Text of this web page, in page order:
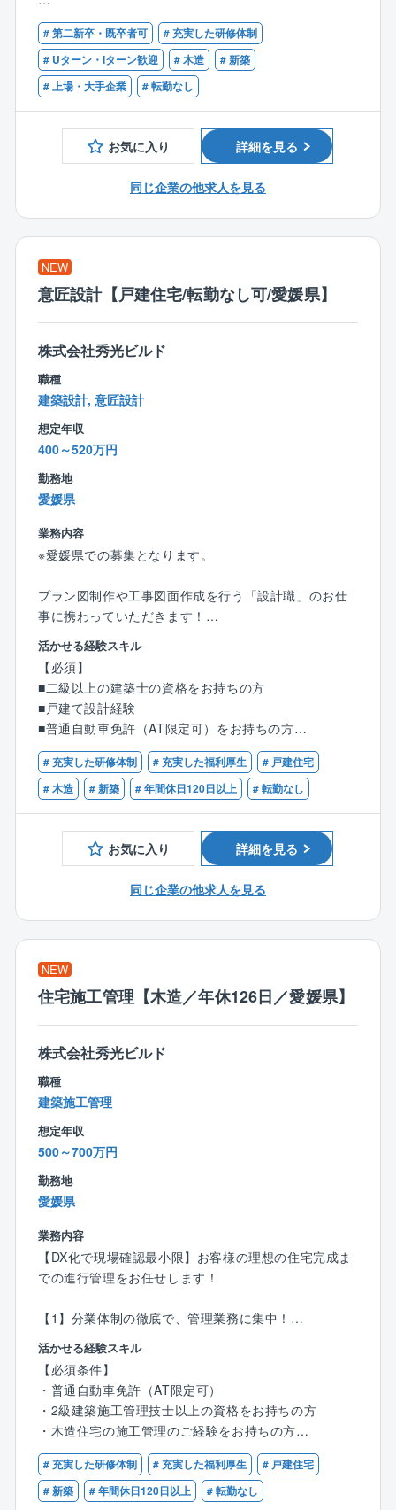
●建築材料、色決め、電気配線等打ち合わせ
●工事スケジュール、予算、品質管理
●協力業者、職人方々と打ち合わせ等
【同社の特徴】
売上高1兆円を目指す低価格×良品質ハウスメーカーの
リーディングカンパニー
「日本の家は高すぎる」。今から20数年前、創業者の
そ、タマホームの原点です。
Mでおなじみの低価格良質住宅市場のリーディングカ
低価格×良品質が同社の強みであり、独自の流通／調達
／工事を導入したことで一般的な住宅坪単価の約半分
低価格×良品質の注文住宅を実現しています。
売りやすい×働きやすい×福利厚生充実＝HAPPY LIFE
お客様へご提案しやすい商品ラインナップが整ってお
り、会社全体で有名CM等集客にも力を入れているた
め、営業自身で集客の必要がありません。
また、本社やモデルルームは18時にクローズし、18時
30時間程度です。
まさしく、お客様だけでなく、社員もHAPPY LIFEを
【歓迎条件】
■一級、二級建築士又は1級建築施工管理技士の資格を
お持ちの方
# 第二新卒・既卒者可
# 充実した研修体制
# Uターン・Iターン歓迎
# 木造
# 新築
# 上場・大手企業
# 転勤なし
お気に入り 詳細を見る
同じ企業の他求人を見る
NEW
意匠設計【戸建住宅/転勤なし可/愛媛県】
株式会社秀光ビルド
職種
建築設計, 意匠設計
想定年収
400～520万円
勤務地
愛媛県
業務内容
※愛媛県での募集となります。
プラン図制作や工事図面作成を行う「設計職」のお仕
事に携わっていただきます！
【具体的には】
■CADを使った図面作成
■住宅や、小規模建築のプランニング、自由設計、企画
設計
■各所申請業務など
※分業体制のため、設計業務のみに集中できます！
1人あたりの案件数は10件～15件程を担当。
お客様のご要望をもとに、住宅のコンセプトを決定。
見た目の美しさや機能性などを考慮しながら、外観内
装設計、図面作成、確認申請等を行います。
＜入社後の流れ＞
入社後は、3カ月～半年間のOJT研修を通じて業務を習
得できます。
■座学研修
∟CADの使い方や打ち合わせ時のポイントを学びま
す。
■先輩社員との同行
∟まずは図面のトレースなど簡単な業務からスター
ト。
■独り立ちまでのサポート
∟未経験者でも約1年で独り立ちが可能。
経験者にはスキルに応じた業務をお任せします。
◆お客様の理想を叶えるやりがい◆
「こんな家を建てたい」というお客様の理想を叶えら
れることが、注文住宅設計の面白さ。
「子どもがのびのびと遊べる家が良い」「趣味の部屋
を作りたい」など希望はさまざまです！
お客様と直接関わることができるからこそ、一つひと
つのこだわりを実現できるやりがいがあります！
〈チーム組織構成〉
20代～60代まで幅広い年齢層の社員が活躍中。
いずれの拠点も、明るい声が響き、活気にあふれた雰
囲気で、わからないことがあれば気軽に質問できる環
境が整っています。
中途入社も多く、壁を感じることなく馴染むことがで
きる環境です。
活かせる経験スキル
【必須】
■二級以上の建築士の資格をお持ちの方
■戸建て設計経験
■普通自動車免許（AT限定可）をお持ちの方
【優遇条件】
■CADオペレーターのご経験
■建築設計のご経験
■設計事務所でのご経験
■建設業者、工務店、インテリア業界でのご経験
# 充実した研修体制 # 充実した福利厚生
# 戸建住宅
# 木造
# 新築 # 年間休日120日以上 # 転勤なし
お気に入り 詳細を見る
同じ企業の他求人を見る
NEW
住宅施工管理【木造／年休126日／愛媛県】
株式会社秀光ビルド
職種
建築施工管理
想定年収
500～700万円
勤務地
愛媛県
業務内容
【DX化で現場確認最小限】お客様の理想の住宅完成ま
での進行管理をお任せします！
【1】分業体制の徹底で、管理業務に集中！
・営業：着工前までの打ち合わせ対応
・インテリアコーディネーター：プレゼン資料作成
・メンテナンス担当：引き渡し後のフォロー
…と分業制のため、施工管理は【原価・工程・品質・
安全管理】に注力できます！
1人あたり、6案件程を担当。1案件あたり平均3カ月～
4カ月程です。
活かせる経験スキル
【必須条件】
・普通自動車免許（AT限定可）
・2級建築施工管理技士以上の資格をお持ちの方
・木造住宅の施工管理のご経験をお持ちの方
【歓迎条件】
・1級建築施工管理をお持ちの方
# 充実した研修体制 # 充実した福利厚生
# 戸建住宅
# 新築
# 年間休日120日以上 # 転勤なし